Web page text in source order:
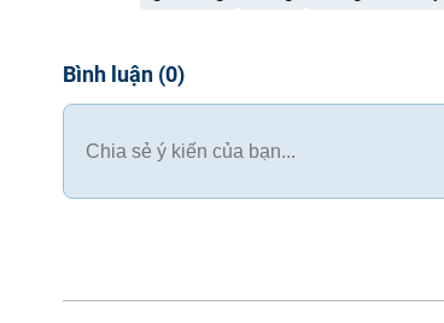
Bình luận (0)